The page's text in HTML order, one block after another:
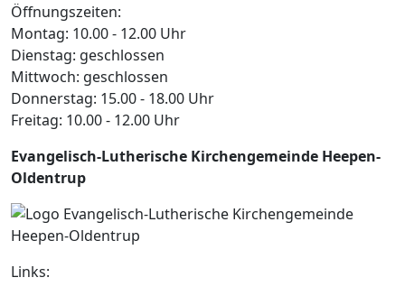
Öffnungszeiten:
Montag: 10.00 - 12.00 Uhr
Dienstag: geschlossen
Mittwoch: geschlossen
Donnerstag: 15.00 - 18.00 Uhr
Freitag: 10.00 - 12.00 Uhr
Evangelisch-Lutherische Kirchengemeinde Heepen-
Oldentrup
Links: